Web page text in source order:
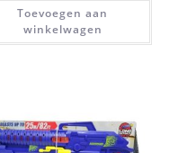
Toevoegen aan
winkelwagen